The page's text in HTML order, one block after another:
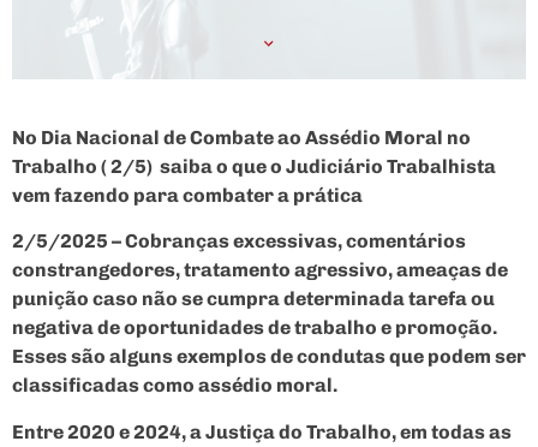
No Dia Nacional de Combate ao Assédio Moral no
Trabalho ( 2/5) saiba o que o Judiciário Trabalhista
vem fazendo para combater a prática
2/5/2025 – Cobranças excessivas, comentários
constrangedores, tratamento agressivo, ameaças de
punição caso não se cumpra determinada tarefa ou
negativa de oportunidades de trabalho e promoção.
Esses são alguns exemplos de condutas que podem ser
classificadas como assédio moral.
Entre 2020 e 2024, a Justiça do Trabalho, em todas as